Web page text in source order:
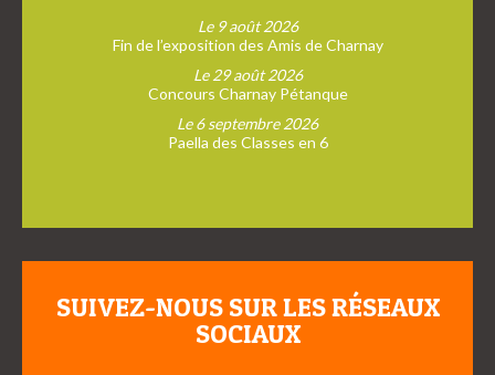
Le 9 août 2026
Fin de l’exposition des Amis de Charnay
Le 29 août 2026
Concours Charnay Pétanque
Le 6 septembre 2026
Paella des Classes en 6
SUIVEZ-NOUS SUR LES RÉSEAUX
SOCIAUX